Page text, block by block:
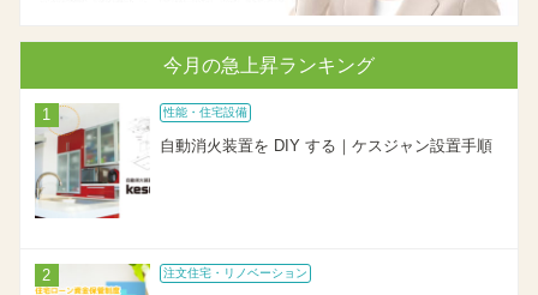
今月の急上昇ランキング
性能・住宅設備
自動消火装置を DIY する｜ケスジャン設置手順
注文住宅・リノベーション